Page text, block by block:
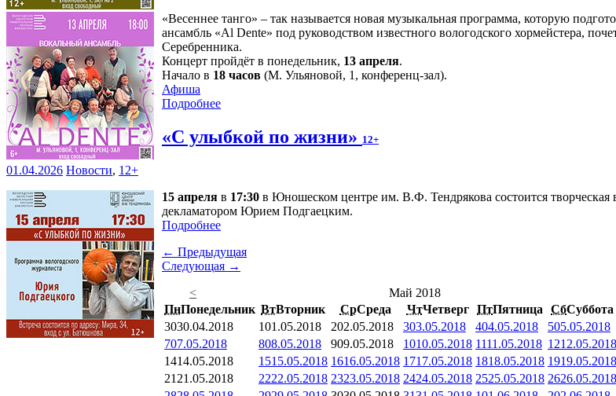
«Весеннее танго» – так называется новая музыкальная программа, которую
ансамбль «Al Dente» под руководством известного вологодского хормейстера,
Серебренника.
Концерт пройдёт в понедельник, 13 апреля.
Начало в 18 часов (М. Ульяновой, 1, конференц-зал).
Афиша
Подробнее
«С улыбкой по жизни» 12+
01.04.2026 Новости, 12+
15 апреля в 17:30 в Юношеском центре им. В.Ф. Тендрякова состоится
декламатором Юрием Подгаецким.
Подробнее
← Предыдущая
Следующая →
<
Май 2018
ПнПонедельник ВтВторник СрСреда ЧтЧетверг ПтПятница СбСуббота
3030.04.2018 101.05.2018 202.05.2018 303.05.2018 404.05.2018 505.05.2018
707.05.2018 808.05.2018 909.05.2018 1010.05.2018 1111.05.2018 1212.05.2018
1414.05.2018 1515.05.2018 1616.05.2018 1717.05.2018 1818.05.2018 1919.05.2018
21 21.05.2018 2222.05.2018 2323.05.2018 2424.05.2018 2525.05.2018 2626.05.2018